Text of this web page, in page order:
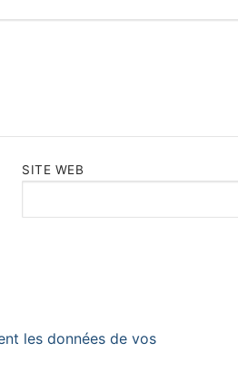
SITE WEB
les données de vos